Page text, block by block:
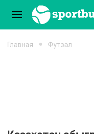
Главная Футзал